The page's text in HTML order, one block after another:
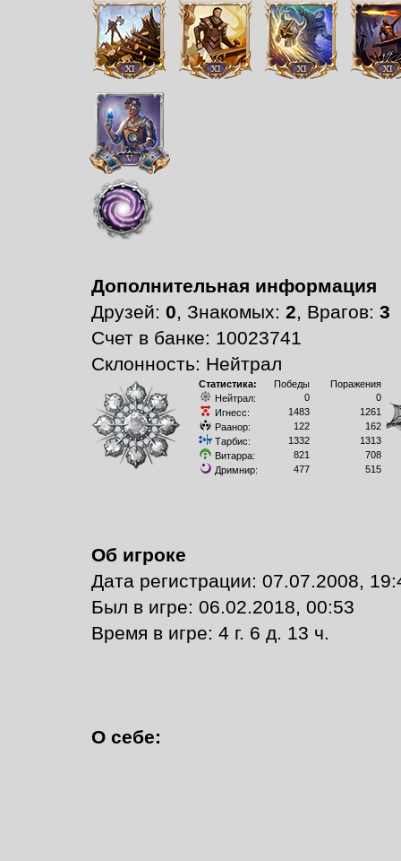
Дополнительная информация
Друзей: 0, Знакомых: 2, Врагов: 3
Счет в банке: 10023741
Склонность: Нейтрал
Статистика: Победы
Поражения
Нейтрал:
0
0
Игнесс:
1483
1261
Раанор:
122
162
Тарбис:
1332
1313
Витарра:
821
708
Дримнир:
477 515
Об игроке
Дата регистрации: 07.07.2008,
Был в игре: 06.02.2018, 00:53
Время в игре: 4 г. 6 д. 13 ч.
О себе: